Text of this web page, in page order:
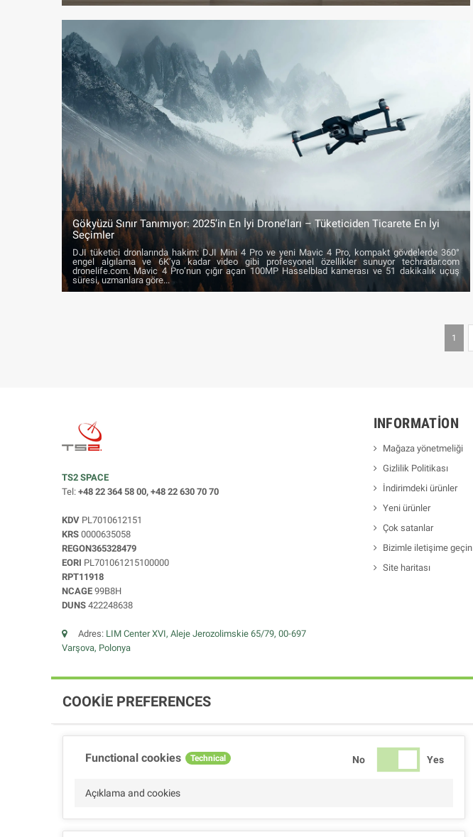
Gökyüzü Sınır Tanımıyor: 2025’in En İyi Drone’ları – Tüketiciden Ticarete En İyi
Seçimler
DJI tüketici dronlarında hakim: DJI Mini 4 Pro ve yeni Mavic 4 Pro, kompakt gövdelerde 360°
engel algılama ve 6K’ya kadar video gibi profesyonel özellikler sunuyor techradar.com
dronelife.com. Mavic 4 Pro’nun çığır açan 100MP Hasselblad kamerası ve 51 dakikalık uçuş
süresi, uzmanlara göre...
1
TS2 SPACE
Tel: +48 22 364 58 00, +48 22 630 70 70
KDV PL7010612151
KRS 0000635058
REGON365328479
EORI PL701061215100000
RPT11918
NCAGE 99B8H
DUNS 422248638
Adres: LIM Center XVI, Aleje Jerozolimskie 65/79, 00-697
Varşova, Polonya
INFORMATION
Mağaza yönetmeliği
Gizlilik Politikası
İndirimdeki ürünler
Yeni ürünler
Çok satanlar
Bizimle iletişime geçin
Site haritası
COOKIE PREFERENCES
Functional cookies Technical No Yes
Açıklama and cookies